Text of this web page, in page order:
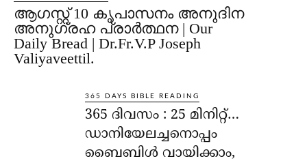
ആഗസ്റ്റ് 10 കൃപാസനം അനുദിന
അനുഗ്രഹ പ്രാർത്ഥന | Our
Daily Bread | Dr.Fr.V.P Joseph
Valiyaveettil.
365 DAYS BIBLE READING
365 ദിവസം : 25 മിനിറ്റ്…
ഡാനിയേലച്ചനൊപ്പം
ബൈബിൾ വായിക്കാം,